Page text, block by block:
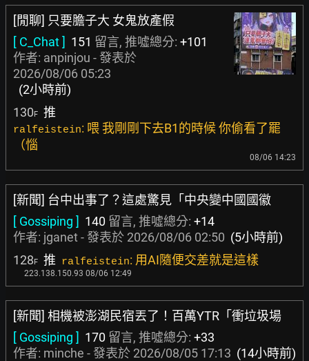
[閒聊] 只要膽子大 女鬼放產假
[ C_Chat ] 151 留言, 推噓總分: +101
作者: anpinjou - 發表於
2026/08/06 05:23
(2小時前)
130F 推
ralfeistein: 喂 我剛剛下去B1的時候 你偷看了罷
（惱
08/06 14:23
[新聞] 台中出事了？這處驚見「中央變中國國徽
[ Gossiping ] 140 留言, 推噓總分: +14
作者: jganet- 發表於 2026/08/06 02:50 (5小時前)
128F 推 ralfeistein: 用AI隨便交差就是這樣
223.138.150.93 08/06 12:49
[新聞] 相機被澎湖民宿丟了！百萬YTR「衝垃圾場
[ Gossiping ] 170 留言, 推噓總分: +33
作者: minche - 發表於 2026/08/05 17:13 (14小時前)